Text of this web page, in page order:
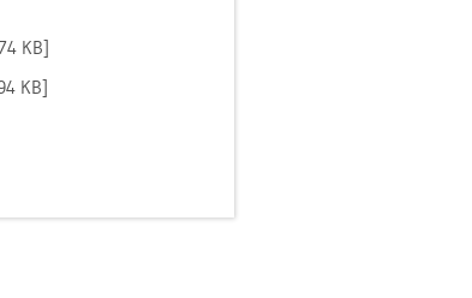
KB]
KB]